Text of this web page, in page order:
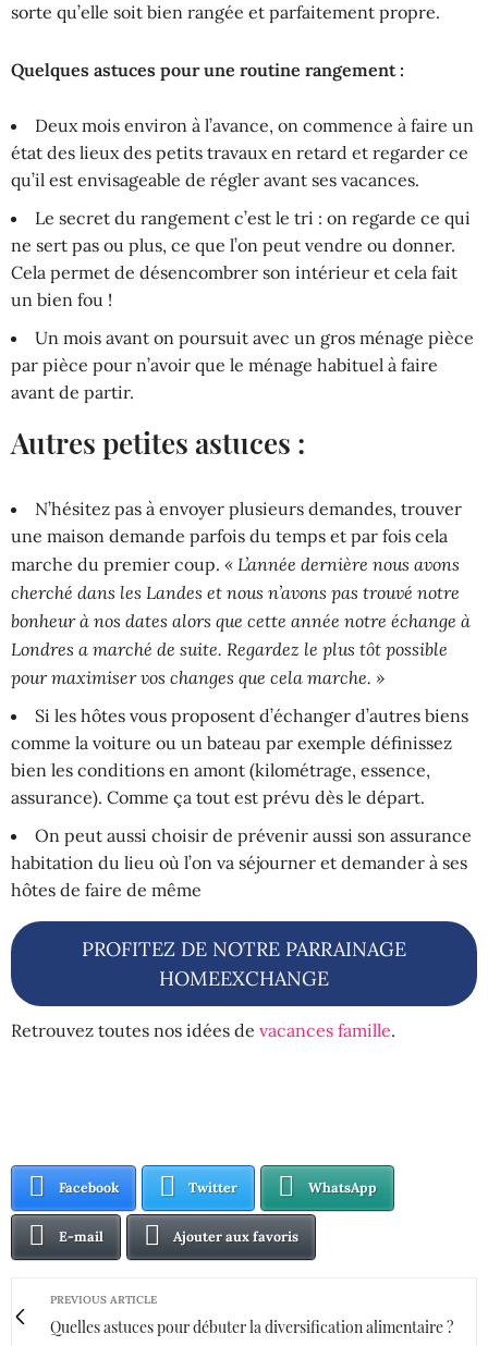
sorte qu’elle soit bien rangée et parfaitement propre.
Quelques astuces pour une routine rangement :
Deux mois environ à l’avance, on commence à faire un
état des lieux des petits travaux en retard et regarder ce
qu’il est envisageable de régler avant ses vacances.
Le secret du rangement c’est le tri : on regarde ce qui
ne sert pas ou plus, ce que l’on peut vendre ou donner.
Cela permet de désencombrer son intérieur et cela fait
un bien fou !
Un mois avant on poursuit avec un gros ménage pièce
par pièce pour n’avoir que le ménage habituel à faire
avant de partir.
Autres petites astuces :
N’hésitez pas à envoyer plusieurs demandes, trouver
une maison demande parfois du temps et par fois cela
marche du premier coup. « L’année dernière nous avons
cherché dans les Landes et nous n’avons pas trouvé notre
bonheur à nos dates alors que cette année notre échange à
Londres a marché de suite. Regardez le plus tôt possible
pour maximiser vos changes que cela marche. »
Si les hôtes vous proposent d’échanger d’autres biens
comme la voiture ou un bateau par exemple définissez
bien les conditions en amont (kilométrage, essence,
assurance). Comme ça tout est prévu dès le départ.
On peut aussi choisir de prévenir aussi son assurance
habitation du lieu où l’on va séjourner et demander à ses
hôtes de faire de même
PROFITEZ DE NOTRE PARRAINAGE
HOMEEXCHANGE
Retrouvez toutes nos idées de vacances famille.
Facebook Twitter WhatsApp
E-mail Ajouter aux favoris
PREVIOUS ARTICLE
Quelles astuces pour débuter la diversification alimentaire ?